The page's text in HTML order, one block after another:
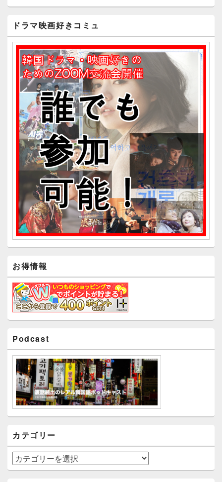
ン
ドラマ映画好きコミュ
お得情報
Podcast
カテゴリー
カ
テ